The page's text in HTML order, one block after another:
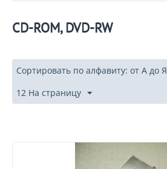
CD-ROM, DVD-RW
Сортировать по алфавиту: от А до Я
12 На страницу